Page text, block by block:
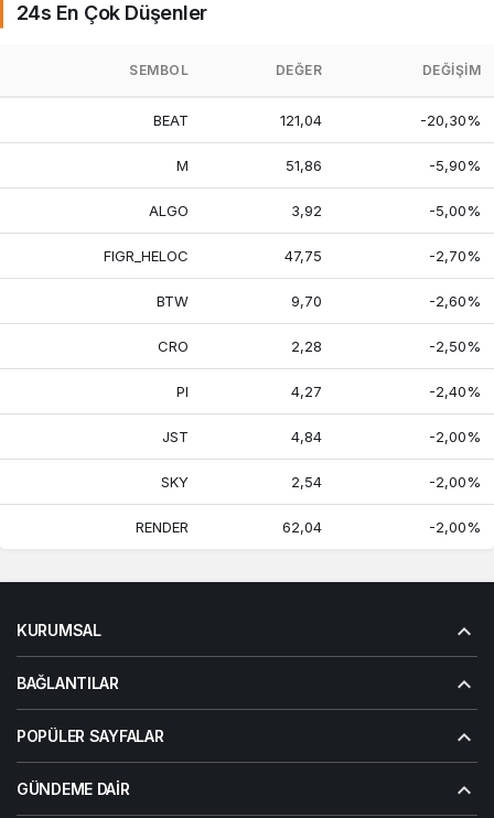
24s En Çok Düşenler
SEMBOL DEĞER DEĞIŞIM
BEAT 121,04 -20,30%
M 51,86 -5,90%
ALGO 3,92 -5,00%
FIGR_HELOC 47,75 -2,70%
BTW 9,70 -2,60%
CRO 2,28 -2,50%
PI 4,27 -2,40%
JST 4,84 -2,00%
SKY 2,54 -2,00%
RENDER 62,04 -2,00%
KURUMSAL
BAĞLANTILAR
POPÜLER SAYFALAR
GÜNDEME DAIR